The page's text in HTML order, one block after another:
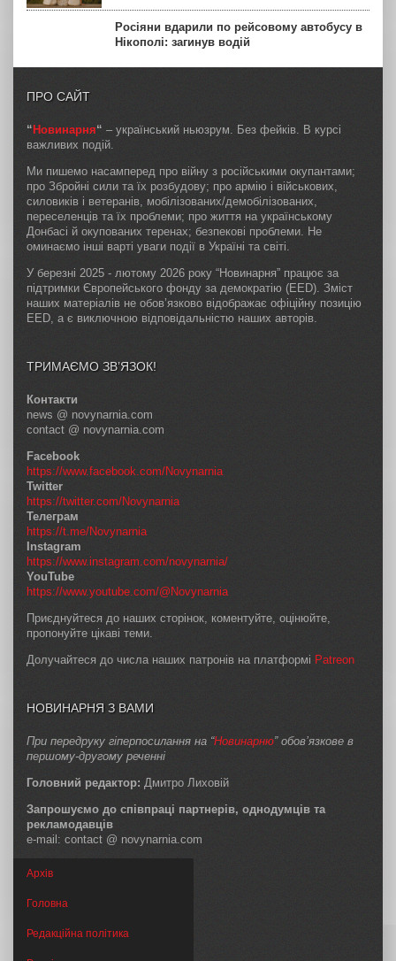
Росіяни вдарили по рейсовому автобусу в
Нікополі: загинув водій
ПРО САЙТ
“Новинарня“ – український ньюзрум. Без фейків. В курсі
важливих подій.
Ми пишемо насамперед про війну з російськими окупантами;
про Збройні сили та їх розбудову; про армію і військових,
силовиків і ветеранів, мобілізованих/демобілізованих,
переселенців та їх проблеми; про життя на українському
Донбасі й окупованих теренах; безпекові проблеми. Не
оминаємо інші варті уваги події в Україні та світі.
У березні 2025 - лютому 2026 року “Новинарня” працює за
підтримки Європейського фонду за демократію (EED). Зміст
наших матеріалів не обов’язково відображає офіційну позицію
EED, а є виключною відповідальністю наших авторів.
ТРИМАЄМО ЗВ’ЯЗОК!
Контакти
news @ novynarnia.com
contact @ novynarnia.com
Facebook
https://www.facebook.com/Novynarnia
Twitter
https://twitter.com/Novynarnia
Телеграм
https://t.me/Novynarnia
Instagram
https://www.instagram.com/novynarnia/
YouTube
https://www.youtube.com/@Novynarnia
Приєднуйтеся до наших сторінок, коментуйте, оцінюйте,
пропонуйте цікаві теми.
Долучайтеся до числа наших патронів на платформі Patreon
НОВИНАРНЯ З ВАМИ
При передруку гіперпосилання на “Новинарню” обов’язкове в
першому-другому реченні
Головний редактор: Дмитро Лиховій
Запрошуємо до співпраці партнерів, однодумців та
рекламодавців
e-mail: contact @ novynarnia.com
Архів
Головна
Редакційна політика